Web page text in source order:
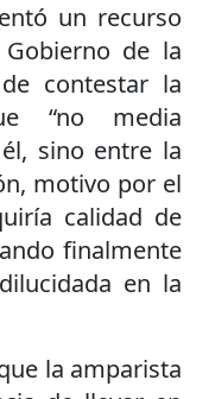
un recurso
de la
contestar la
“no media
sino entre la
motivo por el
calidad de
finalmente
en la
la amparista